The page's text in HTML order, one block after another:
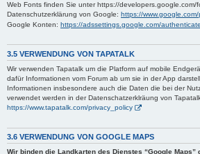
Web Fonts finden Sie unter https://developers.google.com/
Datenschutzerklärung von Google: https://
Google Konten: https://adssettings.google.com/
3.5 VERWENDUNG VON TAPATALK
Wir verwenden Tapatalk um die Platform auf mobile
dafür Informationen vom Forum ab um sie in der App
Informationen insbesondere auch die Daten die bei der
verwendet werden in der Datenschatzerklräung von
https://www.tapatalk.com/privacy_policy
3.6 VERWENDUNG VON GOOGLE MAPS
Wir binden die Landkarten des Dienstes “Google Maps”